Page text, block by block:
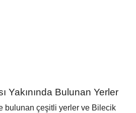
Yakınında Bulunan Yerler
bulunan çeşitli yerler ve Bilecik